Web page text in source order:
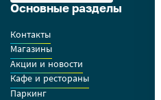
Основные разделы
Контакты
Магазины
Акции и новости
Кафе и рестораны
Паркинг